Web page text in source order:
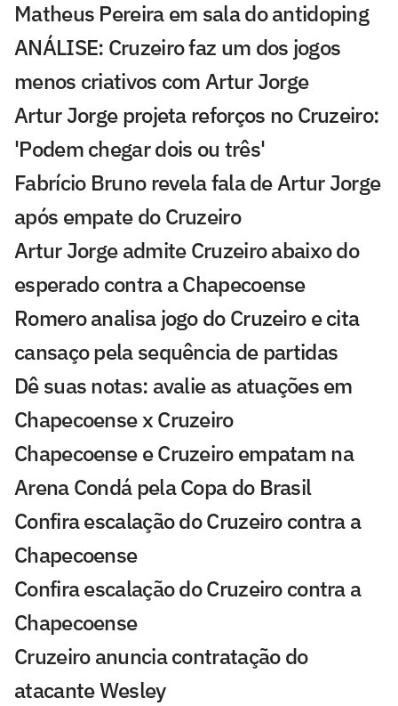
Matheus Pereira em sala do antidoping
ANÁLISE: Cruzeiro faz um dos jogos
menos criativos com Artur Jorge
Artur Jorge projeta reforços no Cruzeiro:
'Podem chegar dois ou três'
Fabrício Bruno revela fala de Artur Jorge
após empate do Cruzeiro
Artur Jorge admite Cruzeiro abaixo do
esperado contra a Chapecoense
Romero analisa jogo do Cruzeiro e cita
cansaço pela sequência de partidas
Dê suas notas: avalie as atuações em
Chapecoense x Cruzeiro
Chapecoense e Cruzeiro empatam na
Arena Condá pela Copa do Brasil
Confira escalação do Cruzeiro contra a
Chapecoense
Confira escalação do Cruzeiro contra a
Chapecoense
Cruzeiro anuncia contratação do
atacante Wesley